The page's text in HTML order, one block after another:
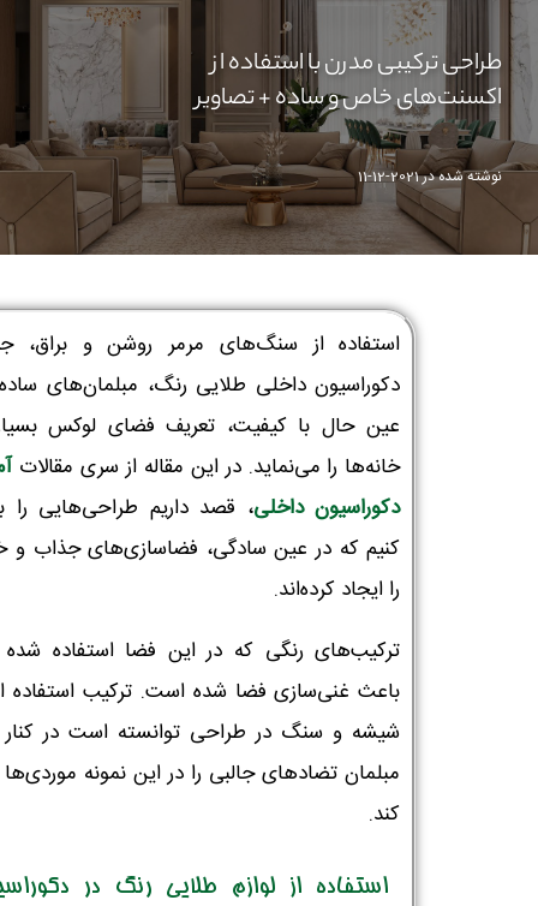
طراحی ترکیبی مدرن با استفاده از
اکسنت‌های خاص و ساده + تصاویر
نوشته شده در2021-12-11
استفاده از سنگ‌های مرمر روشن و براق،
دکوراسیون داخلی طلایی رنگ، مبلمان‌های
عین حال با کیفیت، تعریف فضای لوکس
خانه‌ها را می‌نماید. در این مقاله از سری مقالات
دکوراسیون داخلی، قصد داریم طراحی‌هایی را
کنیم که در عین سادگی، فضاسازی‌های جذاب
را ایجاد کرده‌اند.
ترکیب‌های رنگی که در این فضا استفاده
باعث غنی‌سازی فضا شده است. ترکیب استفاده
شیشه و سنگ در طراحی توانسته است در
مبلمان تضادهای جالبی را در این نمونه موردی‌ها
کند.
استفاده از لوازم طلایی رنگ در